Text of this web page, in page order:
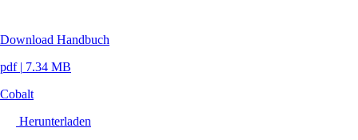
Download Handbuch
pdf | 7.34 MB
Cobalt
Herunterladen